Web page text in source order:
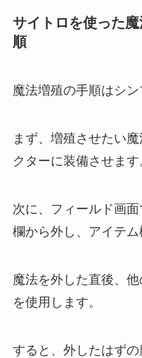
サイトロを使った
順
魔法増殖の手順はシン
まず、増殖させたい
クターに装備させます
次に、フィールド画
欄から外し、アイテム
魔法を外した直後、
を使用します。
すると、外したはず